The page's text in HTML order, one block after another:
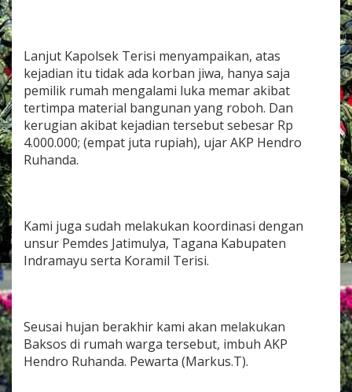
Lanjut Kapolsek Terisi menyampaikan, atas
kejadian itu tidak ada korban jiwa, hanya saja
pemilik rumah mengalami luka memar akibat
tertimpa material bangunan yang roboh. Dan
kerugian akibat kejadian tersebut sebesar Rp
4.000.000; (empat juta rupiah), ujar AKP Hendro
Ruhanda.
Kami juga sudah melakukan koordinasi dengan
unsur Pemdes Jatimulya, Tagana Kabupaten
Indramayu serta Koramil Terisi.
Seusai hujan berakhir kami akan melakukan
Baksos di rumah warga tersebut, imbuh AKP
Hendro Ruhanda. Pewarta (Markus.T).